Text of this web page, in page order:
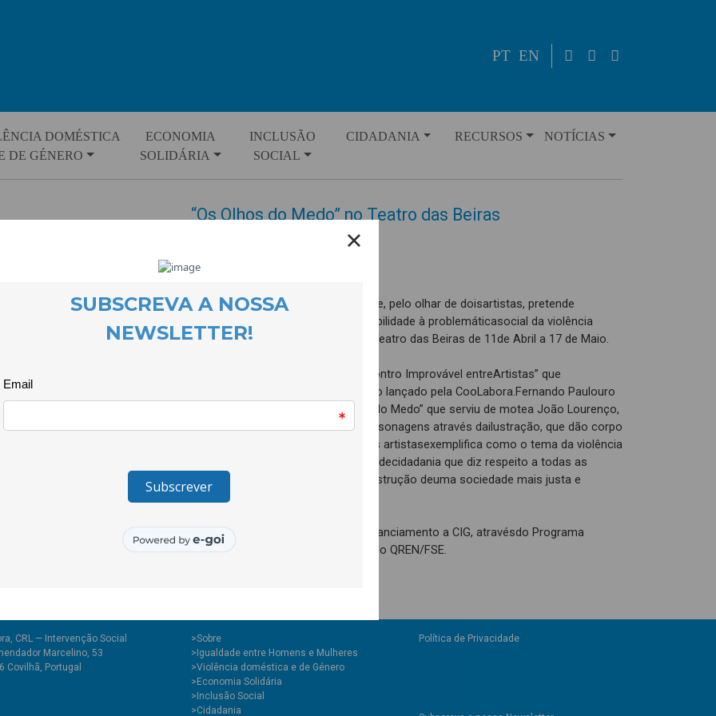
PT EN
DOMÉSTICA
DE GÉNERO
ECONOMIA
SOLIDÁRIA
INCLUSÃO
SOCIAL
CIDADANIA RECURSOS NOTÍCIAS
“Os Olhos do Medo” no Teatro das Beiras
11 April 2013
A exposição “Os Olhos do Medo”que, pelo olhar de doisartistas, pretende
consciencializar o público e dar visibilidade à problemáticasocial da violência
doméstica, poderá ser visitada no Teatro das Beiras de 11de Abril a 17 de Maio.
Esta exposição resulta de um “Encontro Improvável entreArtistas” que
generosamente aceitaram o desafio lançado pela CooLabora.Fernando Paulouro
Neves é autor do conto “Os Olhos do Medo” que serviu de motea João Lourenço,
para construir um imaginário de personagens através dailustração, que dão corpo
à exposição. A solidariedade destes artistasexemplifica como o tema da violência
contra as mulheres é uma questão decidadania que diz respeito a todas as
pessoas que se empenham na construção deuma sociedade mais justa e
respeitadora dos direitos humanos.
Esta exposição conta com o co-financiamento a CIG, atravésdo Programa
Operacional do Potencial Humano do QREN/FSE.
CRL — Intervenção Social
Marcelino, 53
Covilhã, Portugal
>Sobre
>Igualdade entre Homens e Mulheres
>Violência doméstica e de Género
>Economia Solidária
>Inclusão Social
>Cidadania
Política de Privacidade